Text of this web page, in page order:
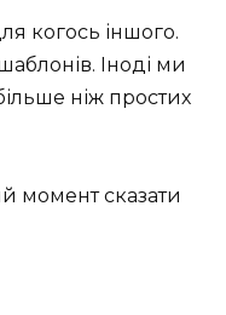
когось іншого.
Іноді ми
ніж простих
момент сказати